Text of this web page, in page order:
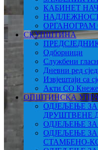
КАБИНЕТ
СКУПШТИНА
Одборници
Службени
Дневни ред
Извјештаји са
Акти СО
ОПШТИНСКА
ОДЈЕЉЕЊЕ
ДРУШТВЕНЕ
ОДЈЕЉЕЊЕ
ОДЈЕЉЕЊЕ
СТАМБЕНО-